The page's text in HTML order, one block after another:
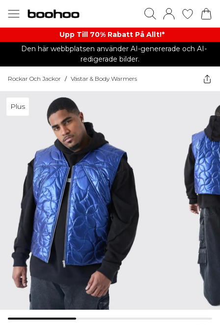
Upp Till 70% Rabatt På Allt!*
Den här webbplatsen använder AI-genererade och AI-
redigerade bilder.
Rockar Och Jackor / Västar & Body Warmers
Plus